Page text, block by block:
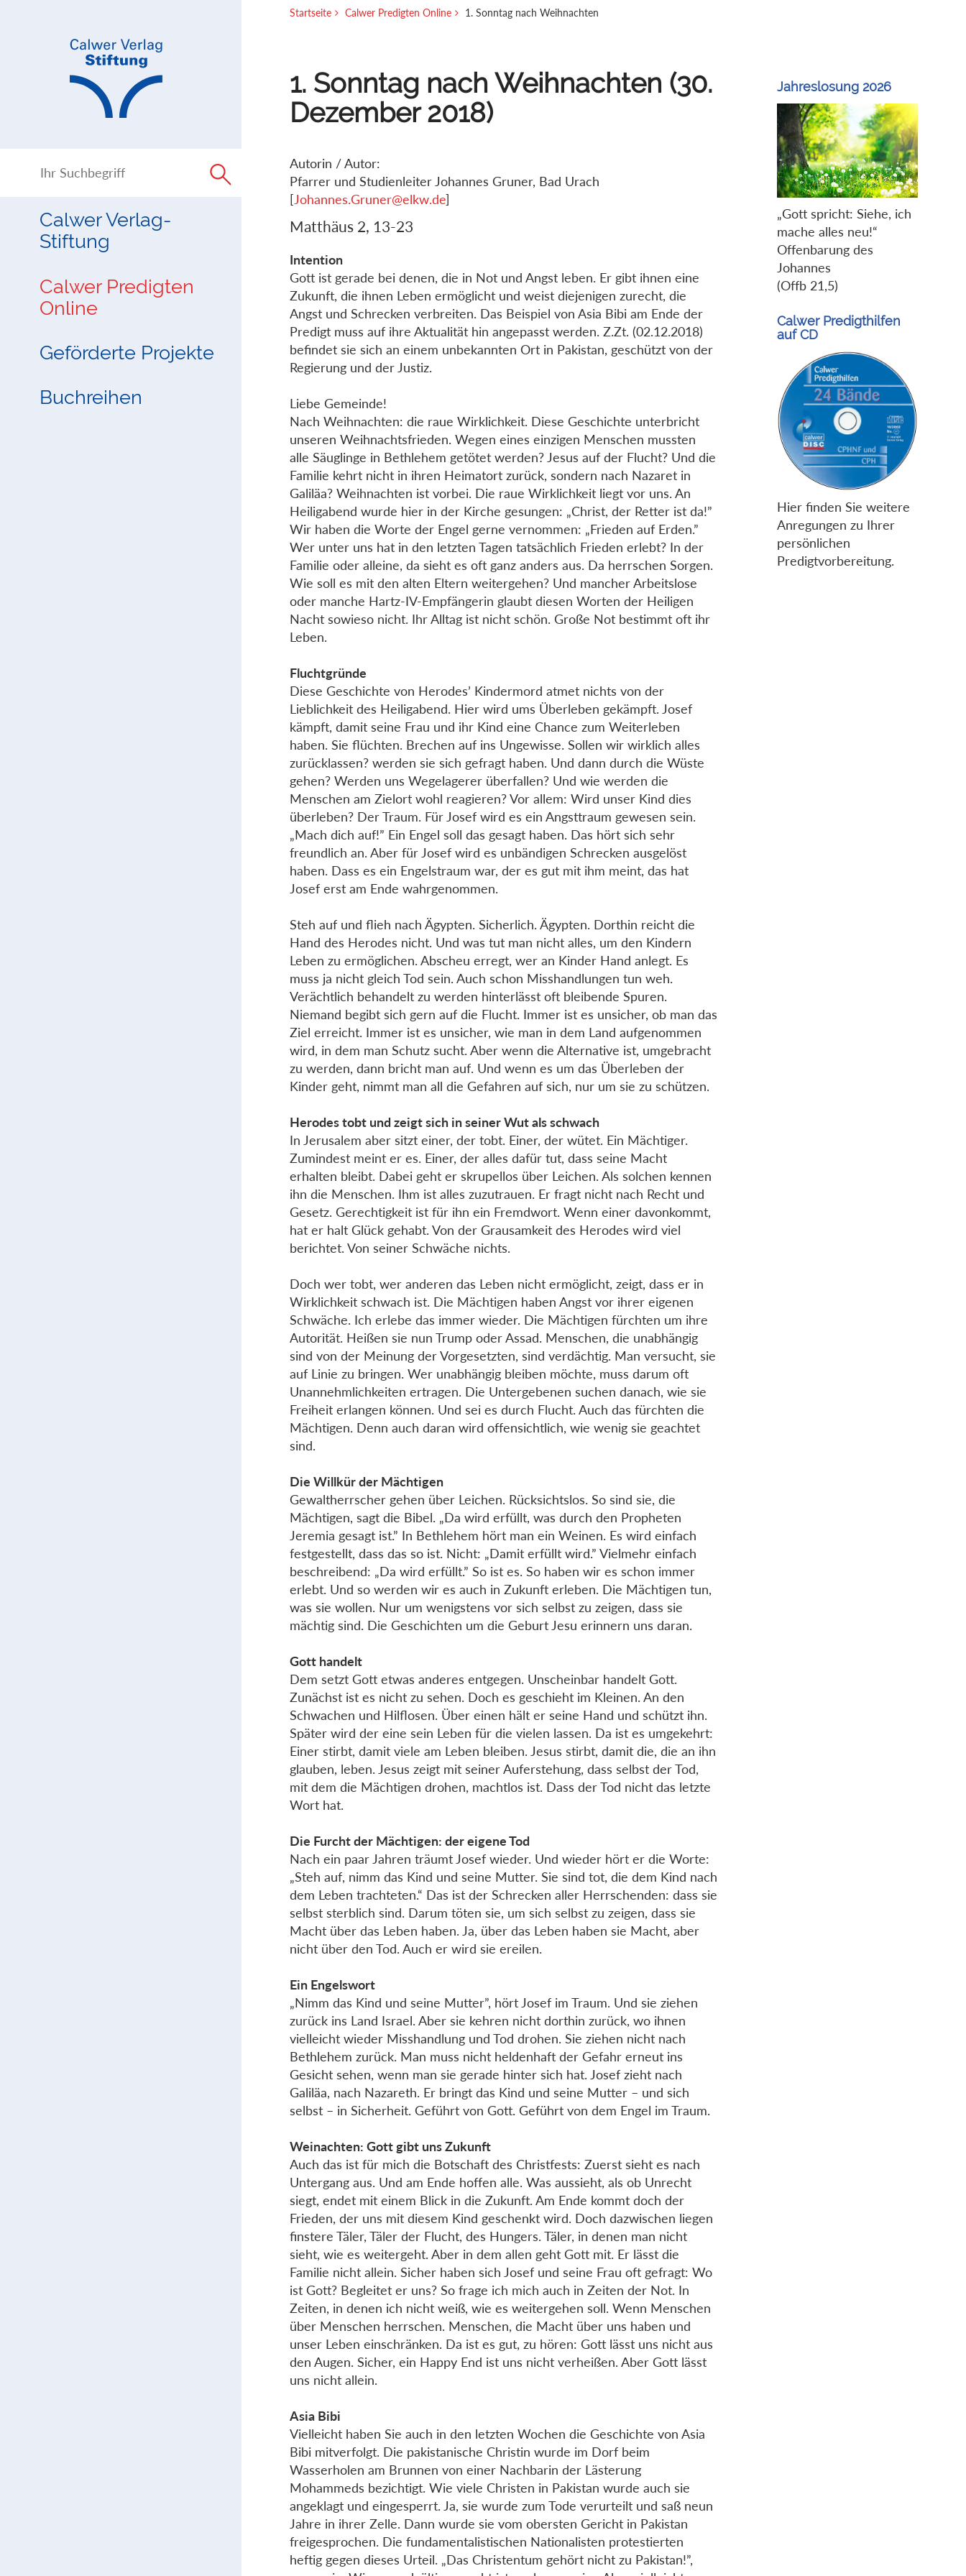
Calwer Verlag-
Stiftung
Calwer Predigten
Online
Geförderte Projekte
Buchreihen
Startseite Calwer Predigten Online 1. Sonntag nach Weihnachten
1. Sonntag nach Weihnachten (30.
Dezember 2018)
Autorin / Autor:
Pfarrer und Studienleiter Johannes Gruner, Bad Urach
[Johannes.Gruner@elkw.de]
Matthäus 2, 13-23
Intention
Gott ist gerade bei denen, die in Not und Angst leben. Er gibt ihnen eine
Zukunft, die ihnen Leben ermöglicht und weist diejenigen zurecht, die
Angst und Schrecken verbreiten. Das Beispiel von Asia Bibi am Ende der
Predigt muss auf ihre Aktualität hin angepasst werden. Z.Zt. (02.12.2018)
befindet sie sich an einem unbekannten Ort in Pakistan, geschützt von der
Regierung und der Justiz.
Liebe Gemeinde!
Nach Weihnachten: die raue Wirklichkeit. Diese Geschichte unterbricht
unseren Weihnachtsfrieden. Wegen eines einzigen Menschen mussten
alle Säuglinge in Bethlehem getötet werden? Jesus auf der Flucht? Und die
Familie kehrt nicht in ihren Heimatort zurück, sondern nach Nazaret in
Galiläa? Weihnachten ist vorbei. Die raue Wirklichkeit liegt vor uns. An
Heiligabend wurde hier in der Kirche gesungen: „Christ, der Retter ist da!”
Wir haben die Worte der Engel gerne vernommen: „Frieden auf Erden.”
Wer unter uns hat in den letzten Tagen tatsächlich Frieden erlebt? In der
Familie oder alleine, da sieht es oft ganz anders aus. Da herrschen Sorgen.
Wie soll es mit den alten Eltern weitergehen? Und mancher Arbeitslose
oder manche Hartz-IV-Empfängerin glaubt diesen Worten der Heiligen
Nacht sowieso nicht. Ihr Alltag ist nicht schön. Große Not bestimmt oft ihr
Leben.
Fluchtgründe
Diese Geschichte von Herodes’ Kindermord atmet nichts von der
Lieblichkeit des Heiligabend. Hier wird ums Überleben gekämpft. Josef
kämpft, damit seine Frau und ihr Kind eine Chance zum Weiterleben
haben. Sie flüchten. Brechen auf ins Ungewisse. Sollen wir wirklich alles
zurücklassen? werden sie sich gefragt haben. Und dann durch die Wüste
gehen? Werden uns Wegelagerer überfallen? Und wie werden die
Menschen am Zielort wohl reagieren? Vor allem: Wird unser Kind dies
überleben? Der Traum. Für Josef wird es ein Angsttraum gewesen sein.
„Mach dich auf!” Ein Engel soll das gesagt haben. Das hört sich sehr
freundlich an. Aber für Josef wird es unbändigen Schrecken ausgelöst
haben. Dass es ein Engelstraum war, der es gut mit ihm meint, das hat
Josef erst am Ende wahrgenommen.
Steh auf und flieh nach Ägypten. Sicherlich. Ägypten. Dorthin reicht die
Hand des Herodes nicht. Und was tut man nicht alles, um den Kindern
Leben zu ermöglichen. Abscheu erregt, wer an Kinder Hand anlegt. Es
muss ja nicht gleich Tod sein. Auch schon Misshandlungen tun weh.
Verächtlich behandelt zu werden hinterlässt oft bleibende Spuren.
Niemand begibt sich gern auf die Flucht. Immer ist es unsicher, ob man das
Ziel erreicht. Immer ist es unsicher, wie man in dem Land aufgenommen
wird, in dem man Schutz sucht. Aber wenn die Alternative ist, umgebracht
zu werden, dann bricht man auf. Und wenn es um das Überleben der
Kinder geht, nimmt man all die Gefahren auf sich, nur um sie zu schützen.
Herodes tobt und zeigt sich in seiner Wut als schwach
In Jerusalem aber sitzt einer, der tobt. Einer, der wütet. Ein Mächtiger.
Zumindest meint er es. Einer, der alles dafür tut, dass seine Macht
erhalten bleibt. Dabei geht er skrupellos über Leichen. Als solchen kennen
ihn die Menschen. Ihm ist alles zuzutrauen. Er fragt nicht nach Recht und
Gesetz. Gerechtigkeit ist für ihn ein Fremdwort. Wenn einer davonkommt,
hat er halt Glück gehabt. Von der Grausamkeit des Herodes wird viel
berichtet. Von seiner Schwäche nichts.
Doch wer tobt, wer anderen das Leben nicht ermöglicht, zeigt, dass er in
Wirklichkeit schwach ist. Die Mächtigen haben Angst vor ihrer eigenen
Schwäche. Ich erlebe das immer wieder. Die Mächtigen fürchten um ihre
Autorität. Heißen sie nun Trump oder Assad. Menschen, die unabhängig
sind von der Meinung der Vorgesetzten, sind verdächtig. Man versucht, sie
auf Linie zu bringen. Wer unabhängig bleiben möchte, muss darum oft
Unannehmlichkeiten ertragen. Die Untergebenen suchen danach, wie sie
Freiheit erlangen können. Und sei es durch Flucht. Auch das fürchten die
Mächtigen. Denn auch daran wird offensichtlich, wie wenig sie geachtet
sind.
Die Willkür der Mächtigen
Gewaltherrscher gehen über Leichen. Rücksichtslos. So sind sie, die
Mächtigen, sagt die Bibel. „Da wird erfüllt, was durch den Propheten
Jeremia gesagt ist.” In Bethlehem hört man ein Weinen. Es wird einfach
festgestellt, dass das so ist. Nicht: „Damit erfüllt wird.” Vielmehr einfach
beschreibend: „Da wird erfüllt.” So ist es. So haben wir es schon immer
erlebt. Und so werden wir es auch in Zukunft erleben. Die Mächtigen tun,
was sie wollen. Nur um wenigstens vor sich selbst zu zeigen, dass sie
mächtig sind. Die Geschichten um die Geburt Jesu erinnern uns daran.
Gott handelt
Dem setzt Gott etwas anderes entgegen. Unscheinbar handelt Gott.
Zunächst ist es nicht zu sehen. Doch es geschieht im Kleinen. An den
Schwachen und Hilflosen. Über einen hält er seine Hand und schützt ihn.
Später wird der eine sein Leben für die vielen lassen. Da ist es umgekehrt:
Einer stirbt, damit viele am Leben bleiben. Jesus stirbt, damit die, die an ihn
glauben, leben. Jesus zeigt mit seiner Auferstehung, dass selbst der Tod,
mit dem die Mächtigen drohen, machtlos ist. Dass der Tod nicht das letzte
Wort hat.
Die Furcht der Mächtigen: der eigene Tod
Nach ein paar Jahren träumt Josef wieder. Und wieder hört er die Worte:
„Steh auf, nimm das Kind und seine Mutter. Sie sind tot, die dem Kind nach
dem Leben trachteten.“ Das ist der Schrecken aller Herrschenden: dass sie
selbst sterblich sind. Darum töten sie, um sich selbst zu zeigen, dass sie
Macht über das Leben haben. Ja, über das Leben haben sie Macht, aber
nicht über den Tod. Auch er wird sie ereilen.
Ein Engelswort
„Nimm das Kind und seine Mutter”, hört Josef im Traum. Und sie ziehen
zurück ins Land Israel. Aber sie kehren nicht dorthin zurück, wo ihnen
vielleicht wieder Misshandlung und Tod drohen. Sie ziehen nicht nach
Bethlehem zurück. Man muss nicht heldenhaft der Gefahr erneut ins
Gesicht sehen, wenn man sie gerade hinter sich hat. Josef zieht nach
Galiläa, nach Nazareth. Er bringt das Kind und seine Mutter – und sich
selbst – in Sicherheit. Geführt von Gott. Geführt von dem Engel im Traum.
Weinachten: Gott gibt uns Zukunft
Auch das ist für mich die Botschaft des Christfests: Zuerst sieht es nach
Untergang aus. Und am Ende hoffen alle. Was aussieht, als ob Unrecht
siegt, endet mit einem Blick in die Zukunft. Am Ende kommt doch der
Frieden, der uns mit diesem Kind geschenkt wird. Doch dazwischen liegen
finstere Täler, Täler der Flucht, des Hungers. Täler, in denen man nicht
sieht, wie es weitergeht. Aber in dem allen geht Gott mit. Er lässt die
Familie nicht allein. Sicher haben sich Josef und seine Frau oft gefragt: Wo
ist Gott? Begleitet er uns? So frage ich mich auch in Zeiten der Not. In
Zeiten, in denen ich nicht weiß, wie es weitergehen soll. Wenn Menschen
über Menschen herrschen. Menschen, die Macht über uns haben und
unser Leben einschränken. Da ist es gut, zu hören: Gott lässt uns nicht aus
den Augen. Sicher, ein Happy End ist uns nicht verheißen. Aber Gott lässt
uns nicht allein.
Asia Bibi
Vielleicht haben Sie auch in den letzten Wochen die Geschichte von Asia
Bibi mitverfolgt. Die pakistanische Christin wurde im Dorf beim
Wasserholen am Brunnen von einer Nachbarin der Lästerung
Mohammeds bezichtigt. Wie viele Christen in Pakistan wurde auch sie
angeklagt und eingesperrt. Ja, sie wurde zum Tode verurteilt und saß neun
Jahre in ihrer Zelle. Dann wurde sie vom obersten Gericht in Pakistan
freigesprochen. Die fundamentalistischen Nationalisten protestierten
heftig gegen dieses Urteil. „Das Christentum gehört nicht zu Pakistan!”,
Jahreslosung 2026
„Gott spricht: Siehe, ich
mache alles neu!“
Offenbarung des
Johannes
(Offb 21,5)
Calwer Predigthilfen
auf CD
Hier finden Sie weitere
Anregungen zu Ihrer
persönlichen
Predigtvorbereitung.